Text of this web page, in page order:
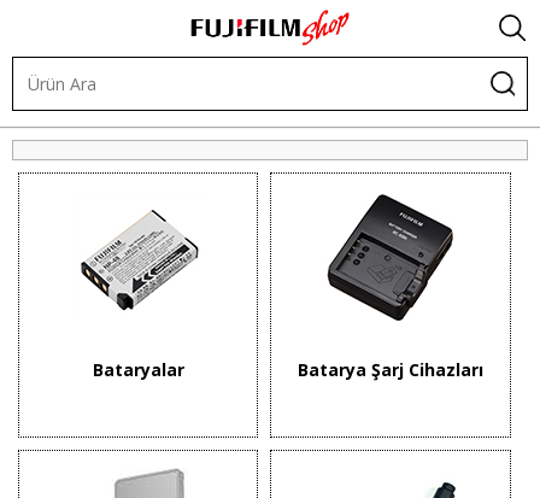
Batarya ve Güç Çözümleri
Bataryalar Batarya Şarj Cihazları